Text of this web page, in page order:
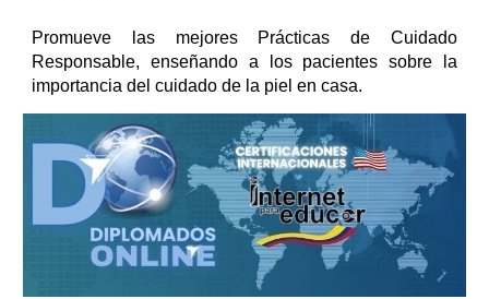
Promueve las mejores Prácticas de Cuidado
Responsable, enseñando a los pacientes sobre la
importancia del cuidado de la piel en casa.